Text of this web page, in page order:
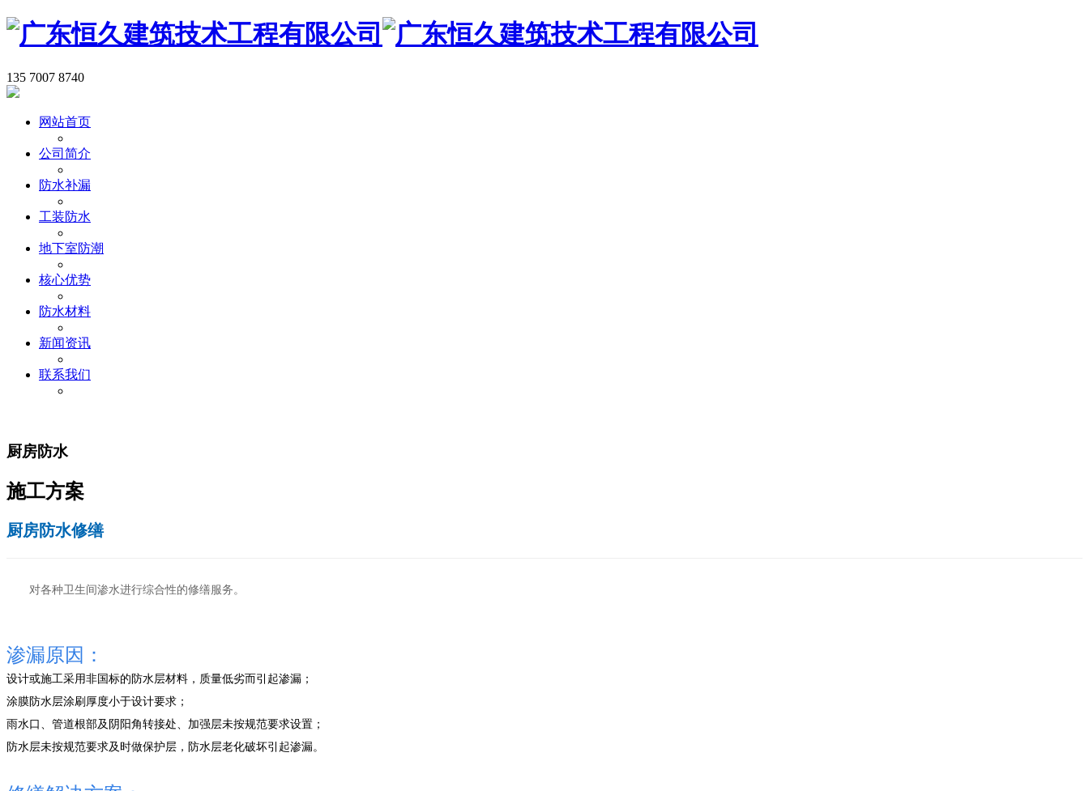
135 7007 8740
网站首页
公司简介
防水补漏
工装防水
地下室防潮
核心优势
防水材料
新闻资讯
联系我们
厨房防水
施工方案
厨房防水修缮
对各种卫生间渗水进行综合性的修缮服务。
渗漏原因：
设计或施工采用非国标的防水层材料，质量低劣而引起渗漏；
涂膜防水层涂刷厚度小于设计要求；
雨水口、管道根部及阴阳角转接处、加强层未按规范要求设置；
防水层未按规范要求及时做保护层，防水层老化破坏引起渗漏。